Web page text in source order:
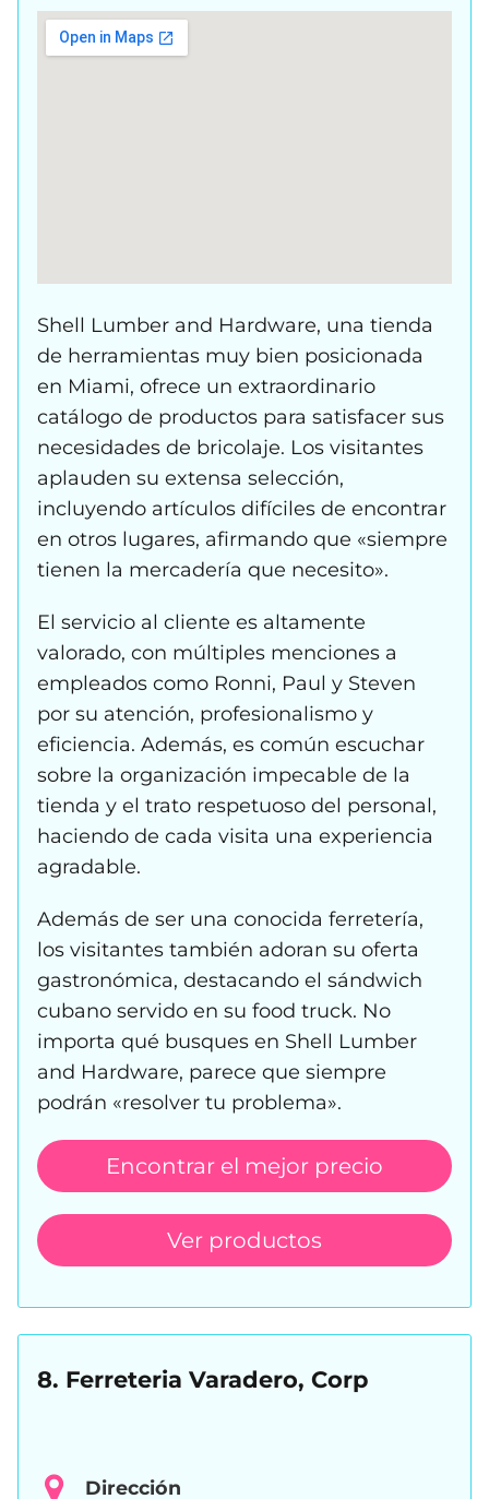
Shell Lumber and Hardware, una tienda
de herramientas muy bien posicionada
en Miami, ofrece un extraordinario
catálogo de productos para satisfacer sus
necesidades de bricolaje. Los visitantes
aplauden su extensa selección,
incluyendo artículos difíciles de encontrar
en otros lugares, afirmando que «siempre
tienen la mercadería que necesito».
El servicio al cliente es altamente
valorado, con múltiples menciones a
empleados como Ronni, Paul y Steven
por su atención, profesionalismo y
eficiencia. Además, es común escuchar
sobre la organización impecable de la
tienda y el trato respetuoso del personal,
haciendo de cada visita una experiencia
agradable.
Además de ser una conocida ferretería,
los visitantes también adoran su oferta
gastronómica, destacando el sándwich
cubano servido en su food truck. No
importa qué busques en Shell Lumber
and Hardware, parece que siempre
podrán «resolver tu problema».
Encontrar el mejor precio
Ver productos
8. Ferreteria Varadero, Corp
Dirección